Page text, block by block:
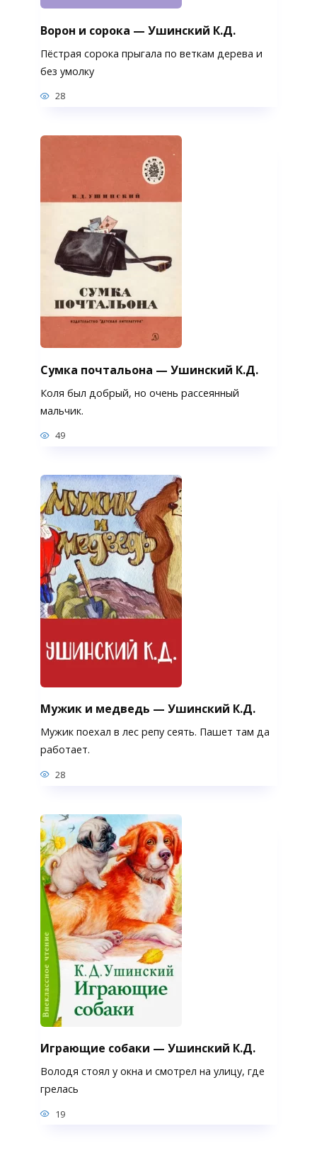
Ворон и сорока — Ушинский К.Д.
Пёстрая сорока прыгала по веткам дерева и
без умолку
28
Сумка почтальона — Ушинский К.Д.
Коля был добрый, но очень рассеянный
мальчик.
49
Мужик и медведь — Ушинский К.Д.
Мужик поехал в лес репу сеять. Пашет там да
работает.
28
Играющие собаки — Ушинский К.Д.
Володя стоял у окна и смотрел на улицу, где
грелась
19